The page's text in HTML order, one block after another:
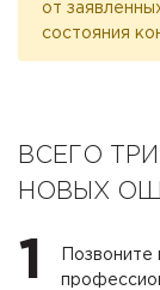
от
состояния
ВСЕГО
НОВЫХ
1 Позвоните